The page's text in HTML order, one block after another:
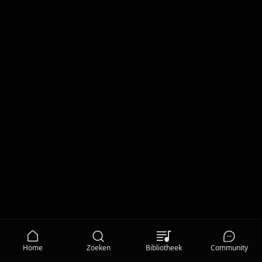
Home Zoeken Bibliotheek Community